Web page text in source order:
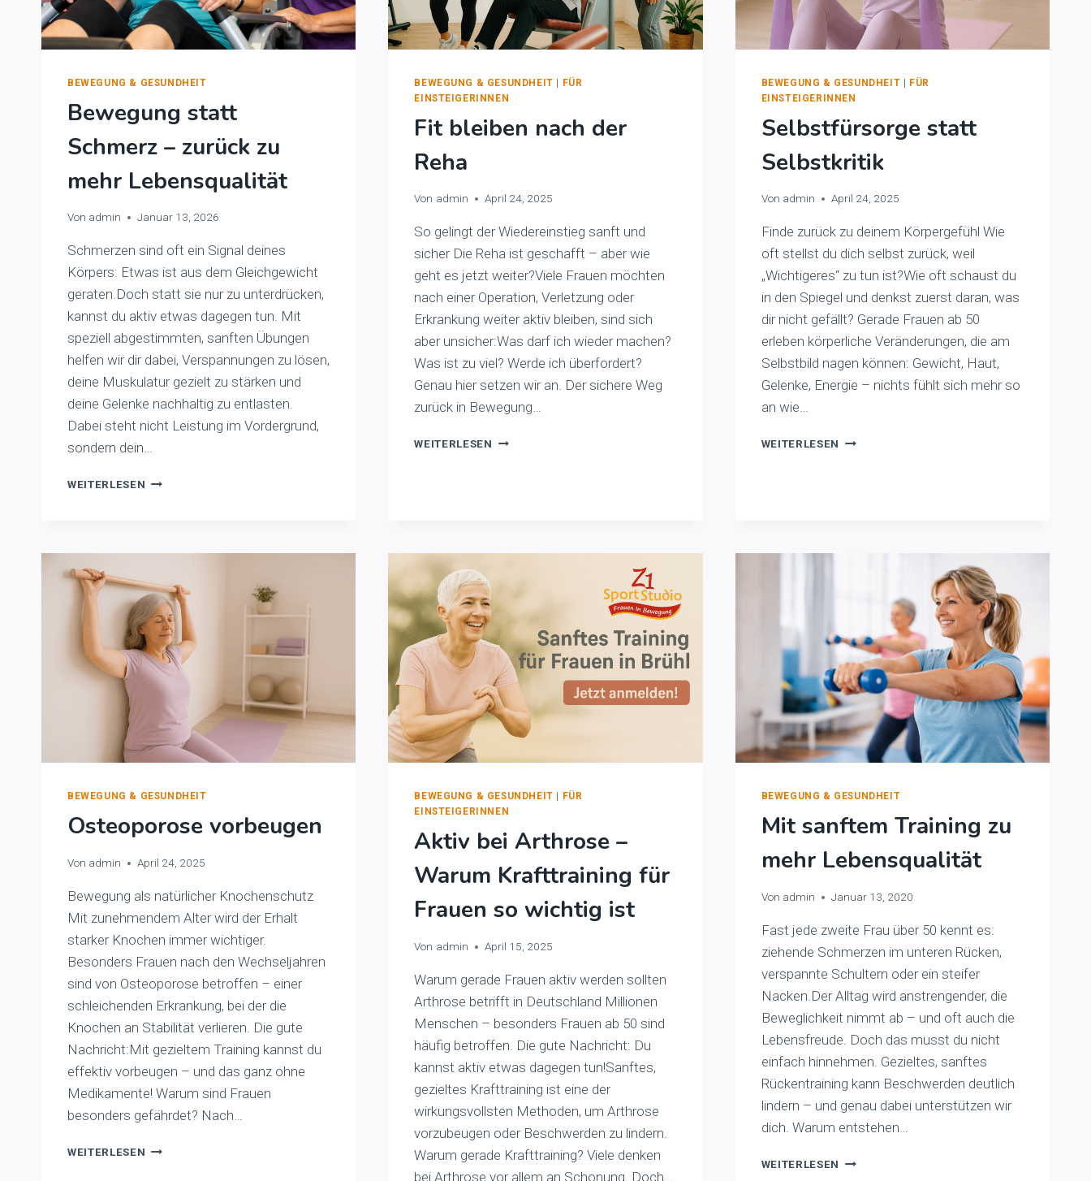
BEWEGUNG & GESUNDHEIT
Bewegung statt
Schmerz – zurück zu
mehr Lebensqualität
Von admin Januar 13, 2026
Schmerzen sind oft ein Signal deines
Körpers: Etwas ist aus dem Gleichgewicht
geraten.Doch statt sie nur zu unterdrücken,
kannst du aktiv etwas dagegen tun. Mit
speziell abgestimmten, sanften Übungen
helfen wir dir dabei, Verspannungen zu lösen,
deine Muskulatur gezielt zu stärken und
deine Gelenke nachhaltig zu entlasten.
Dabei steht nicht Leistung im Vordergrund,
sondern dein…
WEITERLESEN BEWEGUNG
MEHR
LEBENSQUALITÄT
BEWEGUNG & GESUNDHEIT | FÜR
EINSTEIGERINNEN
Fit bleiben nach der
Reha
Von admin April 24, 2025
So gelingt der Wiedereinstieg sanft und
sicher Die Reha ist geschafft – aber wie
geht es jetzt weiter?Viele Frauen möchten
nach einer Operation, Verletzung oder
Erkrankung weiter aktiv bleiben, sind sich
aber unsicher:Was darf ich wieder machen?
Was ist zu viel? Werde ich überfordert?
Genau hier setzen wir an. Der sichere Weg
zurück in Bewegung…
WEITERLESEN FIT
BEWEGUNG & GESUNDHEIT | FÜR
EINSTEIGERINNEN
Selbstfürsorge statt
Selbstkritik
Von admin April 24, 2025
Finde zurück zu deinem Körpergefühl Wie
oft stellst du dich selbst zurück, weil
„Wichtigeres“ zu tun ist?Wie oft schaust du
in den Spiegel und denkst zuerst daran, was
dir nicht gefällt? Gerade Frauen ab 50
erleben körperliche Veränderungen, die am
Selbstbild nagen können: Gewicht, Haut,
Gelenke, Energie – nichts fühlt sich mehr so
an wie…
WEITERLESEN SELBSTFÜRSORGE
BEWEGUNG & GESUNDHEIT
Osteoporose vorbeugen
Von admin April 24, 2025
Bewegung als natürlicher Knochenschutz
Mit zunehmendem Alter wird der Erhalt
starker Knochen immer wichtiger.
Besonders Frauen nach den Wechseljahren
sind von Osteoporose betroffen – einer
schleichenden Erkrankung, bei der die
Knochen an Stabilität verlieren. Die gute
Nachricht:Mit gezieltem Training kannst du
effektiv vorbeugen – und das ganz ohne
Medikamente! Warum sind Frauen
besonders gefährdet? Nach…
WEITERLESEN OSTEOPOROSE
BEWEGUNG & GESUNDHEIT
FÜR
EINSTEIGERINNEN
Aktiv bei Arthrose –
Warum Krafttraining für
Frauen so wichtig ist
Von admin April 15, 2025
Warum gerade Frauen aktiv werden sollten
Arthrose betrifft in Deutschland Millionen
Menschen – besonders Frauen ab 50 sind
häufig betroffen. Die gute Nachricht: Du
kannst aktiv etwas dagegen tun!Sanftes,
gezieltes Krafttraining ist eine der
wirkungsvollsten Methoden, um Arthrose
vorzubeugen oder Beschwerden zu lindern.
Warum gerade Krafttraining? Viele denken
bei Arthrose vor allem an Schonung. Doch…
BEWEGUNG & GESUNDHEIT
Mit sanftem Training zu
mehr Lebensqualität
Von admin Januar 13, 2020
Fast jede zweite Frau über 50 kennt es:
ziehende Schmerzen im unteren Rücken,
verspannte Schultern oder ein steifer
Nacken.Der Alltag wird anstrengender, die
Beweglichkeit nimmt ab – und oft auch die
Lebensfreude. Doch das musst du nicht
einfach hinnehmen. Gezieltes, sanftes
Rückentraining kann Beschwerden deutlich
lindern – und genau dabei unterstützen wir
dich. Warum entstehen…
WEITERLESEN MIT